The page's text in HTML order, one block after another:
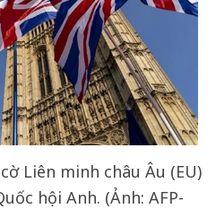
Liên minh châu Âu (EU)
hội Anh. (Ảnh: AFP-